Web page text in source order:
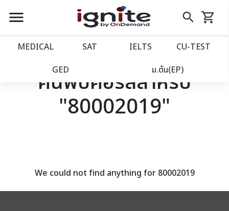
close
account_balance หน้าแรก
เว็บไซต์อิกไนท์
โปรโมชั่น
assignment ลงทะเบียน
menu search
Skip
to
shopping_cart
รถเข็น
MEDICAL SAT IELTS CU‑TEST
GED ม.ต้น(EP)
ค้นพบคอร์สสำหรับ
"80002019"
We could not find anything for 80002019